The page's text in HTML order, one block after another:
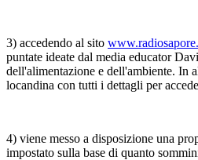
3) accedendo al sito
puntate ideate dal media educator
dell'alimentazione e dell'ambiente. In
locandina con tutti i dettagli per
4) viene messo a disposizione una
impostato sulla base di quanto